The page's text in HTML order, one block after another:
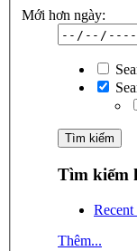
Mới hơn ngày:
Tìm kiếm
Recent
Thêm...